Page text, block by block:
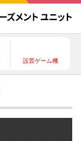
設置ゲーム機